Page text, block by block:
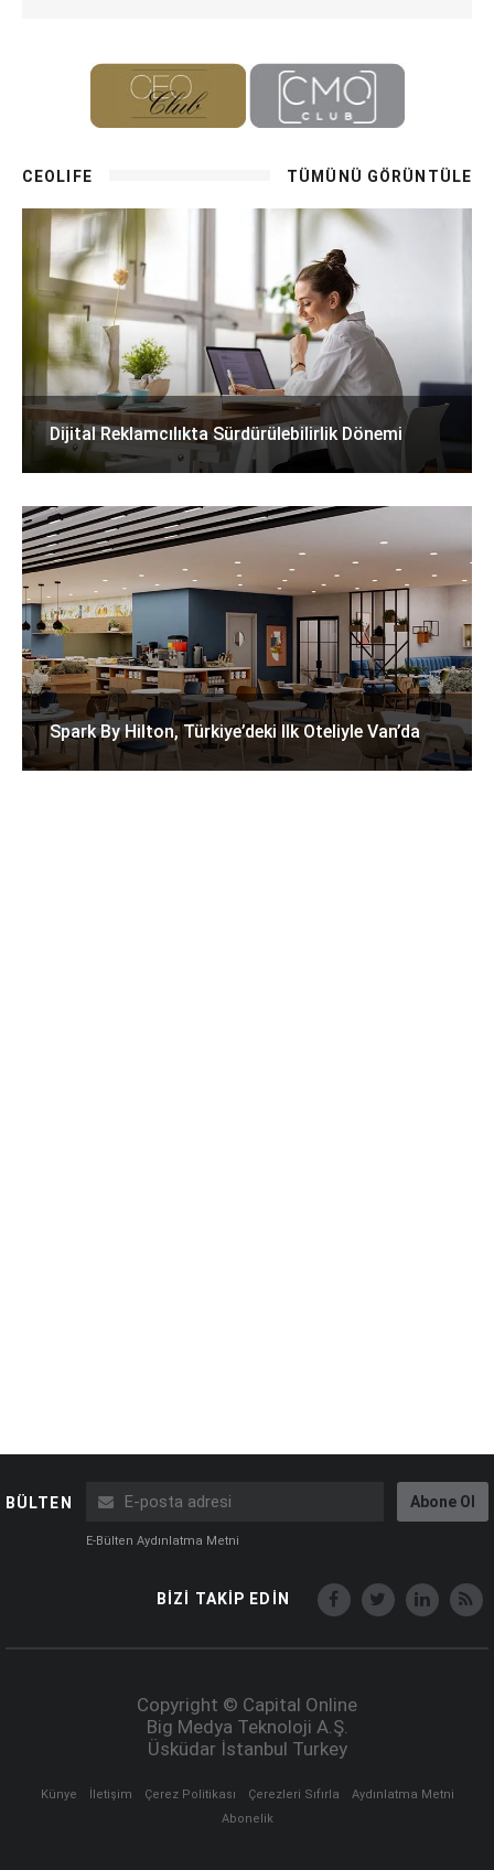
CEOLIFE TÜMÜNÜ GÖRÜNTÜLE
Dijital Reklamcılıkta Sürdürülebilirlik Dönemi
Spark By Hilton, Türkiye’deki Ilk Oteliyle Van’da
BÜLTEN Abone Ol
E-Bülten Aydınlatma Metni
BİZİ TAKİP EDİN
Copyright © Capital Online
Big Medya Teknoloji A.Ş.
Üsküdar İstanbul Turkey
Künye İletişim Çerez Politikası Çerezleri Sıfırla
Aydınlatma Metni
Abonelik